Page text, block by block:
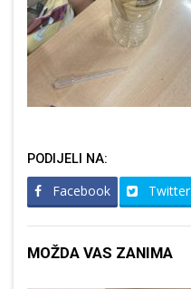
PODIJELI NA:
Facebook Twitter
MOŽDA VAS ZANIMA